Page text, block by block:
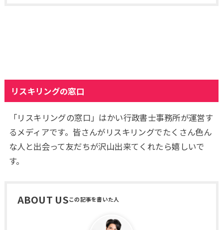
リスキリングの窓口
「リスキリングの窓口」はかい行政書士事務所が運営す
るメディアです。皆さんがリスキリングでたくさん色ん
な人と出会って友だちが沢山出来てくれたら嬉しいで
す。
ABOUT US